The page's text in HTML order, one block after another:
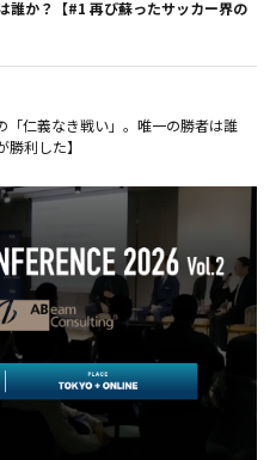
誰か？【#1 再び蘇ったサッカー界の
「仁義なき戦い」。唯一の勝者は誰
利した】